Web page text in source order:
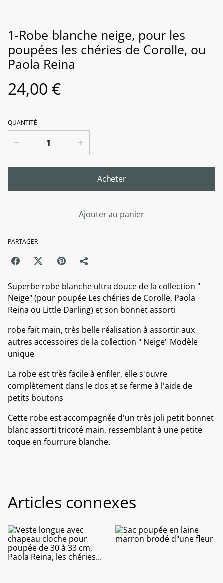
1-Robe blanche neige, pour les
poupées les chéries de Corolle, ou
Paola Reina
24,00 €
QUANTITÉ
Acheter
Ajouter au panier
PARTAGER
Superbe robe blanche ultra douce de la collection "
Neige" (pour poupée Les chéries de Corolle, Paola
Reina ou Little Darling) et son bonnet assorti
robe fait main, très belle réalisation à assortir aux
autres accessoires de la collection " Neige" Modèle
unique
La robe est très facile à enfiler, elle s'ouvre
complètement dans le dos et se ferme à l'aide de
petits boutons
Cette robe est accompagnée d'un très joli petit bonnet
blanc assorti tricoté main, ressemblant à une petite
toque en fourrure blanche.
Articles connexes